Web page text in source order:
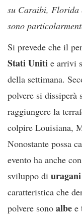
su Caraibi, Florida
sono
Si prevede che il
Stati Uniti e arrivi
della settimana.
polvere si
raggiungere la
colpire Louisiana,
Nonostante possa
evento ha anche
sviluppo di uragani
caratteristica che
polvere sono albe e